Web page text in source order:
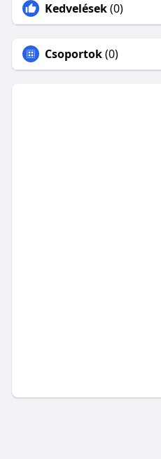
Kedvelések(0)
Csoportok(0)